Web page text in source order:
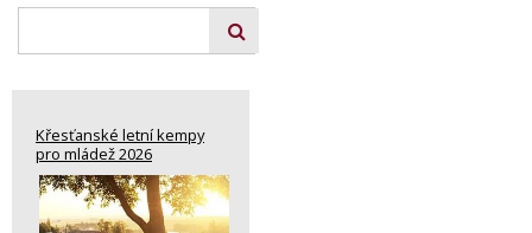
Křesťanské letní kempy
pro mládež 2026